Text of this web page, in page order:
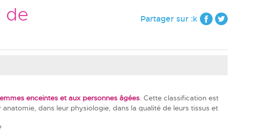
Partager sur :k
de
enceintes et aux personnes âgées. Cette classification est
dans leur physiologie, dans la qualité de leurs tissus et